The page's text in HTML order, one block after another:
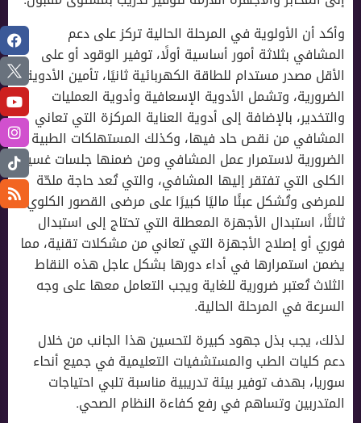
وأكد أن الأولوية في المرحلة الحالية تركز على دعم
المشافي بثلاثة أمور أساسية أولًا، توفير الوقود أو على
الأقل مصدر مستدام للطاقة الكهربائية ثانيًا، تأمين الأدوية
الضرورية، وتشمل الأدوية الإسعافية وأدوية العمليات
والتخدير، بالإضافة إلى أدوية العناية المركزة التي تعاني
المشافي من نقص حاد فيها، وكذلك المستهلكات الطبية
الضرورية لاستمرار عمل المشافي ومن ضمنها جلسات غسيل
الكلى التي تفتقر إليها المشافي، والتي تُعد حاجة ملحّة
للمرضى وتُشكل عبئًا ماليًا كبيرًا على مرضى القصور الكلوي،
ثالثًا، استبدال الأجهزة المعطلة التي تحتاج إلى استبدال
فوري أو إصلاح الأجهزة التي تعاني من مشكلات تقنية، مما
يضمن استمرارها في أداء دورها بشكل عاجل هذه النقاط
الثلاث تُعتبر ضرورية للغاية ويجب التعامل معها على وجه
السرعة في المرحلة الحالية.
لذلك، يجب بذل جهود كبيرة لتحسين هذا الجانب من خلال
دعم كليات الطب والمستشفيات التعليمية في جميع أنحاء
سوريا، بهدف توفير بيئة تدريبية مناسبة تلبي احتياجات
المتدربين وتساهم في رفع كفاءة النظام الصحي.